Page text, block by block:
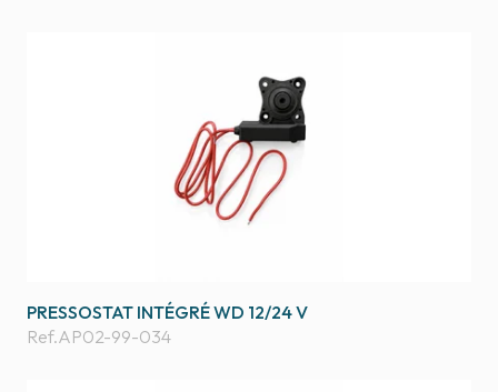
PRESSOSTAT INTÉGRÉ WD 12/24 V
Ref.AP02-99-034